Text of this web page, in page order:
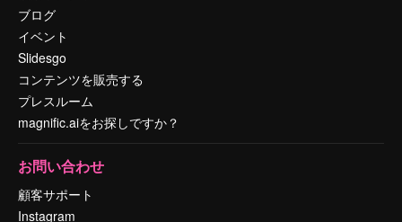
ブログ
イベント
Slidesgo
コンテンツを販売する
プレスルーム
magnific.aiをお探しですか？
お問い合わせ
顧客サポート
Instagram